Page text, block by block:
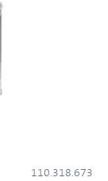
110.318.673